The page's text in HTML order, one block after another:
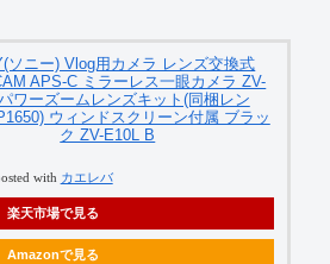
ソニー) Vlog用カメラ レンズ交換式
APS-C ミラーレス一眼カメラ ZV-
ワーズームレンズキット(同梱レン
ウィンドスクリーン付属 ブラッ
ク ZV-E10L B
with カエレバ
楽天市場で見る
Amazonで見る